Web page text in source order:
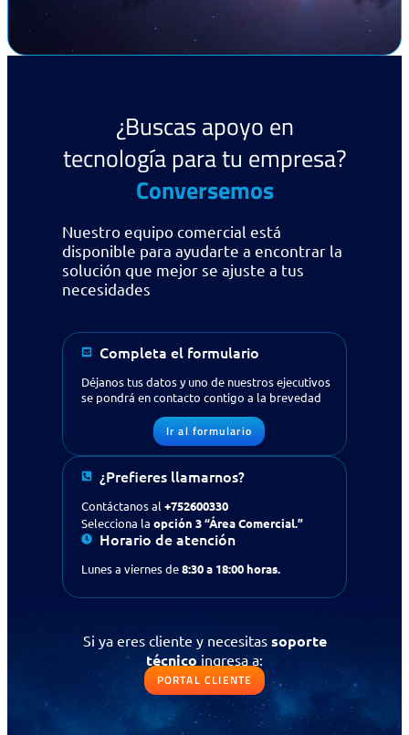
¿Buscas apoyo en
tecnología para tu empresa?
Conversemos
Nuestro equipo comercial está
disponible para ayudarte a encontrar la
solución que mejor se ajuste a tus
necesidades
Completa el formulario
Déjanos tus datos y uno de nuestros ejecutivos
se pondrá en contacto contigo a la brevedad
Ir al formulario
¿Prefieres llamarnos?
Contáctanos al +752600330
Selecciona la opción 3 “Área Comercial.”
Horario de atención
Lunes a viernes de8:30 a 18:00 horas.
Si ya eres cliente y necesitassoporte
técnico ingresa a:
PORTAL CLIENTE
¿Buscas apoyo en tecnología
para tu empresa?
Solicitud de contacto
IR AL FORMULARIO
¿Prefieres llamarnos?
Contáctanos al+56 (75) 2600330
Selecciona la opción 3“Área Comercial.”
Si ya eres cliente y necesitas soporte